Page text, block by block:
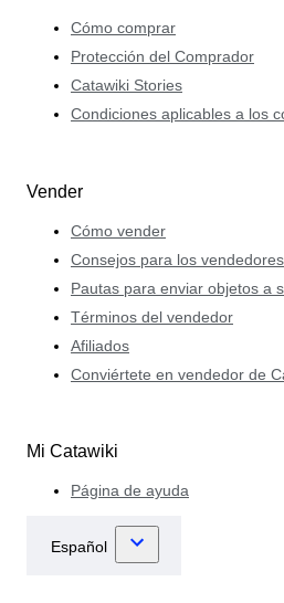
Cómo comprar
Protección del Comprador
Catawiki Stories
Condiciones aplicables a los
Vender
Cómo vender
Consejos para los vendedores
Pautas para enviar objetos a
Términos del vendedor
Afiliados
Conviértete en vendedor de
Mi Catawiki
Página de ayuda